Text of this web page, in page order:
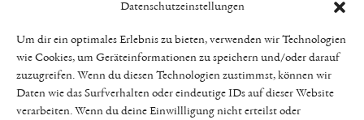
Datenschutzeinstellungen
Um dir ein optimales Erlebnis zu bieten, verwenden wir Technologien
wie Cookies, um Geräteinformationen zu speichern und/oder darauf
zuzugreifen. Wenn du diesen Technologien zustimmst, können wir
Daten wie das Surfverhalten oder eindeutige IDs auf dieser Website
verarbeiten. Wenn du deine Einwillligung nicht erteilst oder
Meinen Platz im Kreis
buchen ...